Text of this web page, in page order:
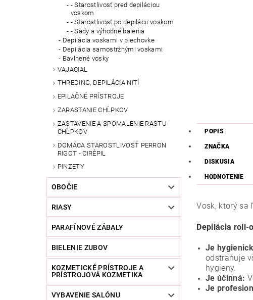
- Starostlivosť pred depiláciou
voskom
- Starostlivosť po depilácii voskom
- Sady a výhodné balenia
Depilácia voskami v plechovke
Depilácia samostržnými voskami
Bavlnené vosky
VAJACIAL
THREDING, DEPILÁCIA NITÍ
EPILAČNÉ PRÍSTROJE
ZARASTANIE CHĹPKOV
ZASTAVENIE A SPOMALENIE RASTU
CHĹPKOV
DOMÁCA STAROSTLIVOSŤ PERRON
RIGOT - CIRÉPIL
PINZETY
OBOČIE
RIASY
PARAFÍNOVÉ ZÁBALY
BIELENIE ZUBOV
KOZMETICKÉ PRÍSTROJE A
PRÍSTROJOVÁ KOZMETIKA
VYBAVENIE SALÓNU
POPIS
ZNAČKA
DISKUSIA
HODNOTENIE
Vosk, ktorý sa
Depilácia roll-
Je
odstraňuje
hygieny.
Je účinná:
Je